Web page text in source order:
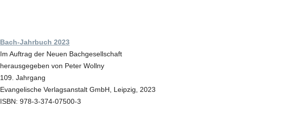
Bach-Jahrbuch 2023
Im Auftrag der Neuen Bachgesellschaft
herausgegeben von Peter Wollny
109. Jahrgang
Evangelische Verlagsanstalt GmbH, Leipzig, 2023
ISBN: 978-3-374-07500-3